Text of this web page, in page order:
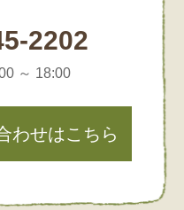
2202
～ 18:00
わせはこちら